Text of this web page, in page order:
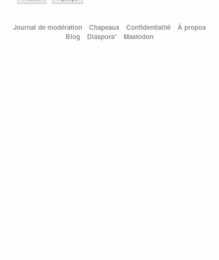
Journal de modération Chapeaux Confidentialité
À propos
Blog
Diaspora* Mastodon